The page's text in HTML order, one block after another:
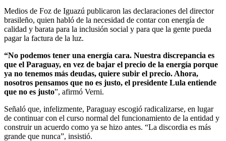
Medios de Foz de Iguazú publicaron las declaraciones del director
brasileño, quien habló de la necesidad de contar con energía de
calidad y barata para la inclusión social y para que la gente pueda
pagar la factura de la luz.
“No podemos tener una energía cara. Nuestra discrepancia es
que el Paraguay, en vez de bajar el precio de la energía porque
ya no tenemos más deudas, quiere subir el precio. Ahora,
nosotros pensamos que no es justo, el presidente Lula entiende
que no es justo”, afirmó Verni.
Señaló que, infelizmente, Paraguay escogió radicalizarse, en lugar
de continuar con el curso normal del funcionamiento de la entidad y
construir un acuerdo como ya se hizo antes. “La discordia es más
grande que nunca”, insistió.